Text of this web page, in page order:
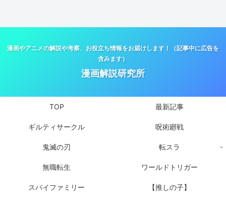
漫画やアニメの解説や考察、お役立ち情報をお届けします！（記事中に広告を
含みます）
漫画解説研究所
TOP 最新記事
ギルティサークル 呪術廻戦
鬼滅の刃 転スラ
無職転生 ワールドトリガー
スパイファミリー 【推しの子】